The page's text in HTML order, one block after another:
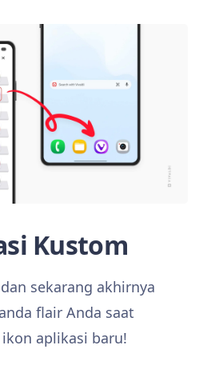
Kustom
sekarang akhirnya
flair Anda saat
aplikasi baru!